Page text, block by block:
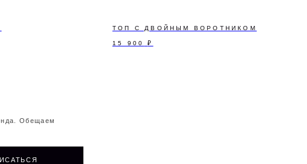
ТОП С ДВОЙНЫМ ВОРОТНИКОМ
15 900 ₽